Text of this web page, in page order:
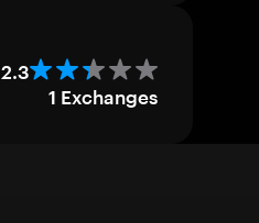
2.3
1 Exchanges